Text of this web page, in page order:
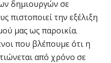
δημιουργών σε
πιστοποιεί την εξέλιξη
μας ως παροικία.
που βλέπουμε ότι η
από χρόνο σε